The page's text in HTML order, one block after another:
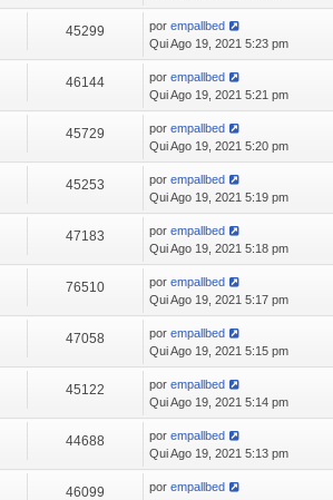
45299 porempallbed
Qui Ago 19, 2021 5:23 pm
46144 porempallbed
Qui Ago 19, 2021 5:21 pm
45729 porempallbed
Qui Ago 19, 2021 5:20 pm
45253 porempallbed
Qui Ago 19, 2021 5:19 pm
47183 porempallbed
Qui Ago 19, 2021 5:18 pm
76510 porempallbed
Qui Ago 19, 2021 5:17 pm
47058 porempallbed
Qui Ago 19, 2021 5:15 pm
45122 porempallbed
Qui Ago 19, 2021 5:14 pm
44688 porempallbed
Qui Ago 19, 2021 5:13 pm
46099 porempallbed